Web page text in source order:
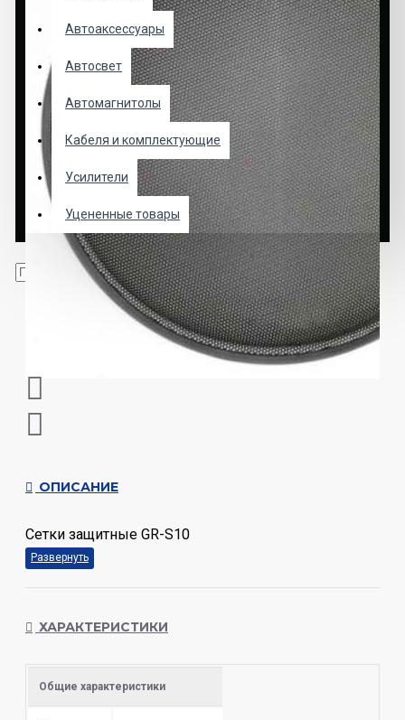
Автоаксессуары
Автосвет
Автомагнитолы
Кабеля и комплектующие
Усилители
Уцененные товары
ОПИСАНИЕ
Сетки защитные GR-S10
ХАРАКТЕРИСТИКИ
Общие характеристики